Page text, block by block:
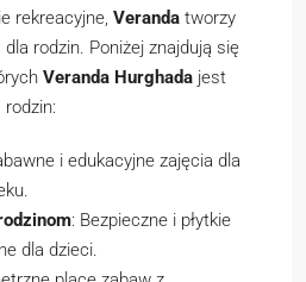
rekreacyjne, Veranda tworzy
rodzin. Poniżej znajdują się
Veranda Hurghada jest
i edukacyjne zajęcia dla
: Bezpieczne i płytkie
dla dzieci.